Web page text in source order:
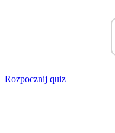
Rozpocznij quiz